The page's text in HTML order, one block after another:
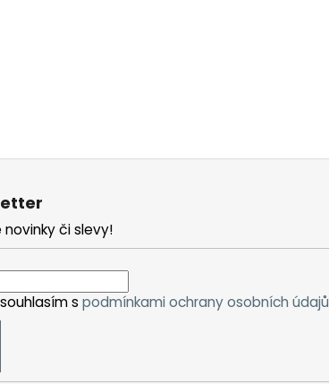
či slevy!
s podmínkami ochrany osobních údajů